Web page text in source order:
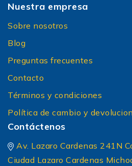
Nuestra empresa
Sobre nosotros
Blog
Preguntas frecuentes
Contacto
Términos y condiciones
Política de cambio y
Contáctenos
Av. Lazaro Cardenas 241N
Ciudad Lazaro Cardenas